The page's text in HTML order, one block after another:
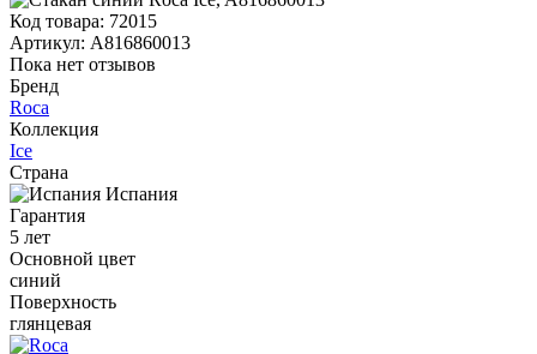
Код товара: 72015
Артикул: A816860013
Пока нет отзывов
Бренд
Roca
Коллекция
Ice
Страна
Испания
Гарантия
5 лет
Основной цвет
синий
Поверхность
глянцевая